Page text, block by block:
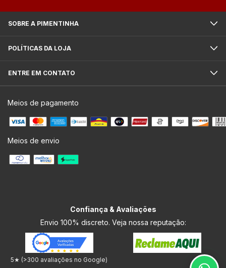
SOBRE A PIMENTINHA
POLÍTICAS DA LOJA
ENTRE EM CONTATO
Meios de pagamento
Meios de envio
Confiança & Avaliações
Envio 100% discreto. Veja nossa reputação:
5★ (>300 avaliações no Google)